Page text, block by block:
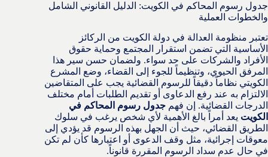
جدول رسوم المحاكم في الكويت: الدليل القانوني الشامل
والخطوات العملية
تعتبر منظومة العدالة في دولة الكويت من الركائز
الأساسية التي تضمن استقرار المجتمع وحماية حقوق
الأفراد والشركات على حد سواء. ولضمان حسن سير هذا
المرفق الحيوي، وتنظيماً للجوء إلى القضاء، وضع المشرع
الكويتي نظاماً دقيقاً للرسوم القضائية يجب على المتقاضين
الالتزام به عند رفع الدعاوى أو تقديم الطلبات أمام مختلف
الدرجات القضائية. إن فهم جدول رسوم المحاكم في
الكويت يعد أمراً بالغ الأهمية لأي شخص يرغب في سلوك
الطريق القضائي، حيث أن الجهل بهذه الرسوم قد يؤدي إلى
معوقات إجرائية، مثل وقف الدعوى أو اعتبارها كأن لم تكن
في حال عدم سداد الرسوم المقررة قانوناً.